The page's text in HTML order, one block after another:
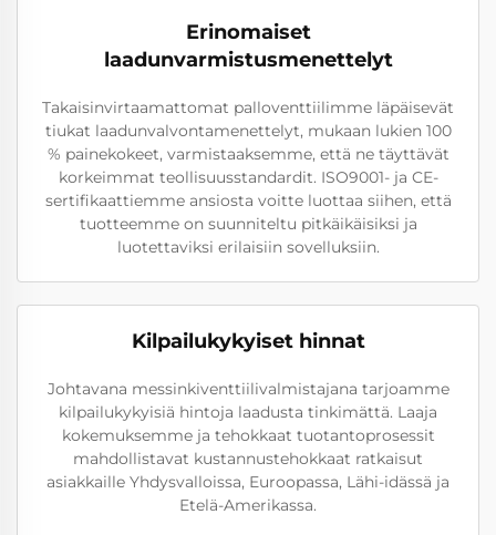
Erinomaiset
laadunvarmistusmenettelyt
Takaisinvirtaamattomat palloventtiilimme läpäisevät
tiukat laadunvalvontamenettelyt, mukaan lukien 100
% painekokeet, varmistaaksemme, että ne täyttävät
korkeimmat teollisuusstandardit. ISO9001- ja CE-
sertifikaattiemme ansiosta voitte luottaa siihen, että
tuotteemme on suunniteltu pitkäikäisiksi ja
luotettaviksi erilaisiin sovelluksiin.
Kilpailukykyiset hinnat
Johtavana messinkiventtiilivalmistajana tarjoamme
kilpailukykyisiä hintoja laadusta tinkimättä. Laaja
kokemuksemme ja tehokkaat tuotantoprosessit
mahdollistavat kustannustehokkaat ratkaisut
asiakkaille Yhdysvalloissa, Euroopassa, Lähi-idässä ja
Etelä-Amerikassa.